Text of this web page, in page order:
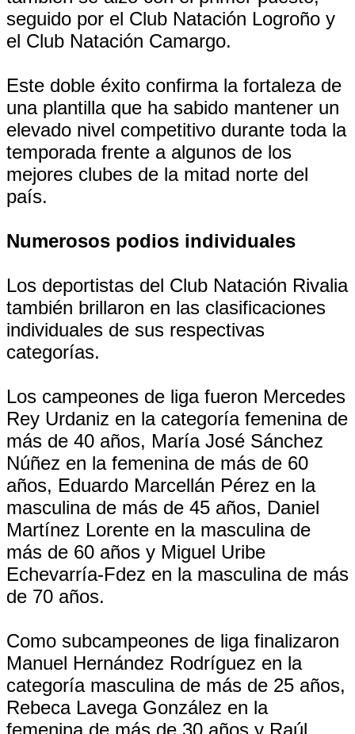
seguido por el Club Natación Logroño y
el Club Natación Camargo.
Este doble éxito confirma la fortaleza de
una plantilla que ha sabido mantener un
elevado nivel competitivo durante toda la
temporada frente a algunos de los
mejores clubes de la mitad norte del
país.
Numerosos podios individuales
Los deportistas del Club Natación Rivalia
también brillaron en las clasificaciones
individuales de sus respectivas
categorías.
Los campeones de liga fueron Mercedes
Rey Urdaniz en la categoría femenina de
más de 40 años, María José Sánchez
Núñez en la femenina de más de 60
años, Eduardo Marcellán Pérez en la
masculina de más de 45 años, Daniel
Martínez Lorente en la masculina de
más de 60 años y Miguel Uribe
Echevarría-Fdez en la masculina de más
de 70 años.
Como subcampeones de liga finalizaron
Manuel Hernández Rodríguez en la
categoría masculina de más de 25 años,
Rebeca Lavega González en la
femenina de más de 30 años y Raúl